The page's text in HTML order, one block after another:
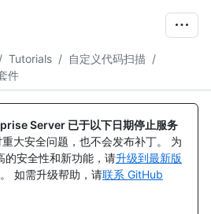
/ Tutorials / 自定义代码扫描 /
件
Server 已于以下日期停止服务
大安全问题，也不会发布补丁。 为
的安全性和新功能，请升级到最新版
。 如需升级帮助，请联系 GitHub